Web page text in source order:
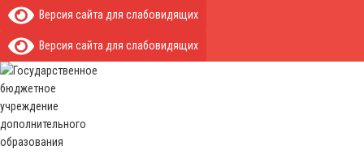
Версия сайта для слабовидящих
Версия сайта для слабовидящих